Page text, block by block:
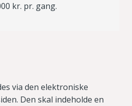
kr. pr. gang.
via den elektroniske
Den skal indeholde en